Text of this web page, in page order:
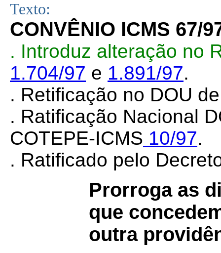
Texto:
CONVÊNIO ICMS 67/
. Introduz alteração no
1.704/97 e 1.891/97.
. Retificação no DOU
. Ratificação Nacional
COTEPE-ICMS 10/97.
. Ratificado pelo
Prorroga as
que
outra